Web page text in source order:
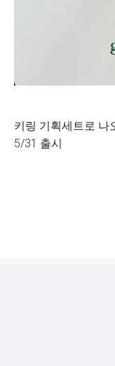
키링 기획세트로 나
5/31 출시